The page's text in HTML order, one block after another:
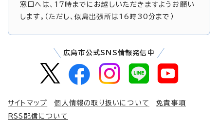
窓口へは、17時までにお越しいただきますようお願い
します。（ただし、似島出張所は16時30分まで）
広島市公式SNS情報発信中
サイトマップ 個人情報の取り扱いについて
免責事項
RSS配信について